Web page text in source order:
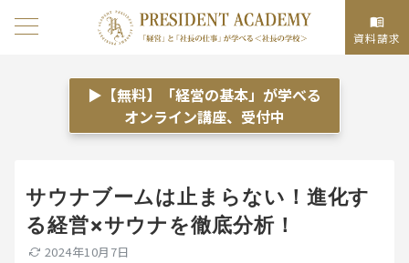
資料請求
▶【無料】「経営の基本」が学べる
オンライン講座、受付中
サウナブームは止まらない！進化す
る経営×サウナを徹底分析！
2024年10月7日